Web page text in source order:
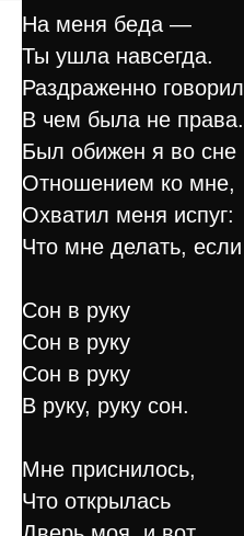
На меня беда —
Ты ушла навсегда.
Раздраженно
В чем была не права.
Был обижен я во сне
Отношением ко мне,
Охватил меня испуг:
Что мне делать, если
Сон в руку
Сон в руку
Сон в руку
В руку, руку сон.
Мне приснилось,
Что открылась